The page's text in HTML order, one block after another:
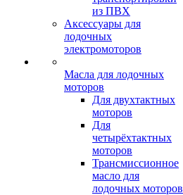
из ПВХ
Аксессуары для
лодочных
электромоторов
Масла для лодочных
моторов
Для двухтактных
моторов
Для
четырёхтактных
моторов
Трансмиссионное
масло для
лодочных моторов